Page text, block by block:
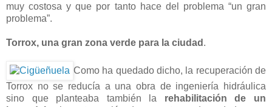
muy costosa y que por tanto hace del problema “un gran
problema”.
Torrox, una gran zona verde para la ciudad .
Como ha quedado dicho, la recuperación de
Torrox no se reducía a una obra de ingeniería hidráulica
sino que planteaba también la rehabilitación de un